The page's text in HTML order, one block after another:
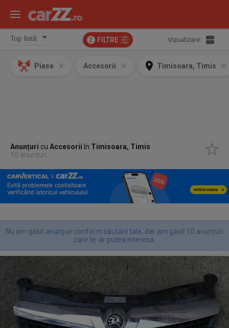
2 FILTRE Vizualizare:
Piese Accesorii Timisoara, Timis
Anunțuri cuAccesoriiîn Timisoara, Timis
10 anunțuri
Nu am găsit anunțuri conform căutării tale, dar am găsit 10 anunțuri
care te-ar putea interesa.